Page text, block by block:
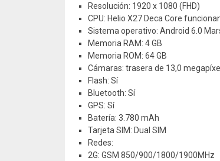
Resolución: 1920 x 1080 (FHD)
CPU: Helio X27 Deca Core
Sistema operativo: Android 6.0
Memoria RAM: 4 GB
Memoria ROM: 64 GB
Cámaras: trasera de 13,0
Flash: Sí
Bluetooth: Sí
GPS: Sí
Batería: 3.780 mAh
Tarjeta SIM: Dual SIM
Redes:
2G: GSM 850/900/1800/1900MHz